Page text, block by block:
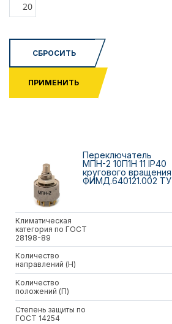
20
СБРОСИТЬ
ПРИМЕНИТЬ
Переключатель
МПН-2 10П1Н 11 IP40
кругового вращения
ФИМД.640121.002 ТУ
Климатическая
категория по ГОСТ
28198-89
Количество
направлений (Н)
Количество
положений (П)
Степень защиты по
ГОСТ 14254